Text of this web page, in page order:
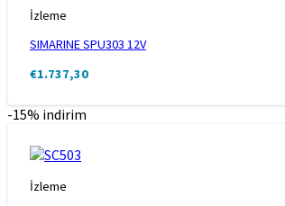
İzleme
SIMARINE SPU303 12V
€1.737,30
-15% indirim
İzleme